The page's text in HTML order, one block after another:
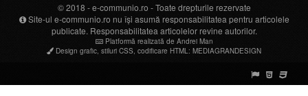
© 2018 -e-communio.ro - Toate drepturile rezervate
Site-ul e-communio.ro nu își asumă responsabilitatea pentru articolele
publicate. Responsabilitatea articolelor revine autorilor.
Platformă realizată de Andrei Man
Design grafic stiluri CSS codificare HTML : MEDIAGRANDESIGN